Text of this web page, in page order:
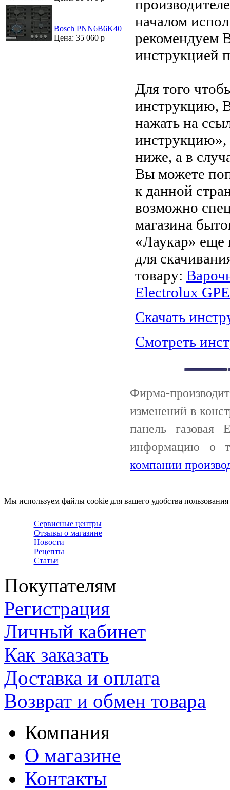
Bosch PNN6B6K40
Цена: 35 060 р
началом
рекомендуем
инструкцией
Для того
инструкцию,
нажать на
ниже, а в
Вы можете
к данной
возможно
магазина
«Лаукар» еще
для
товару:
Electrolux
Скачать
Смотреть
Фирма-
изменений в
панель газовая
информацию о
компании
Мы используем файлы cookie для вашего удобства
Сервисные центры
Отзывы о магазине
Новости
Рецепты
Статьи
Покупателям
Регистрация
Личный кабинет
Как заказать
Доставка и оплата
Возврат и обмен товара
Компания
О магазине
Контакты